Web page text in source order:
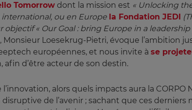
Tomorrow dont la mission est « Unlocking
international, ou en Europe la Fondation JEDI
objectif « Our Goal : bring Europe in a
Monsieur Loesekrug-Pietri, évoque l’ambition
européennes, et nous invite à se
d’être acteur de son destin.
alors quels impacts aura la CORPO
de l’avenir ; sachant que ces derniers